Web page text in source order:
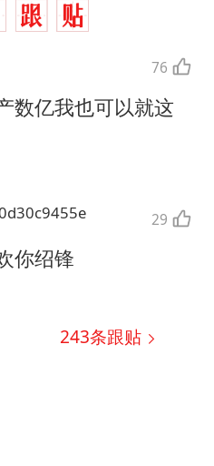
76
数亿我也可以就这
29
你绍锋
243条跟贴